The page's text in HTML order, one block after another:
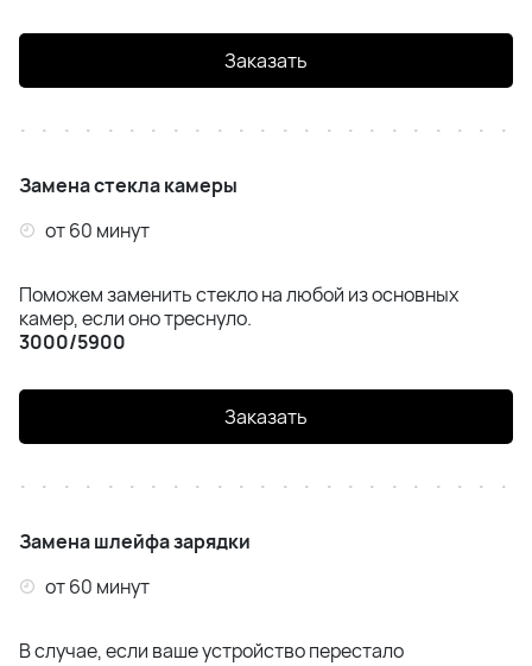
Заказать
Замена стекла камеры
от 60 минут
Поможем заменить стекло на любой из основных
камер, если оно треснуло.
3000/5900
Заказать
Замена шлейфа зарядки
от 60 минут
В случае, если ваше устройство перестало